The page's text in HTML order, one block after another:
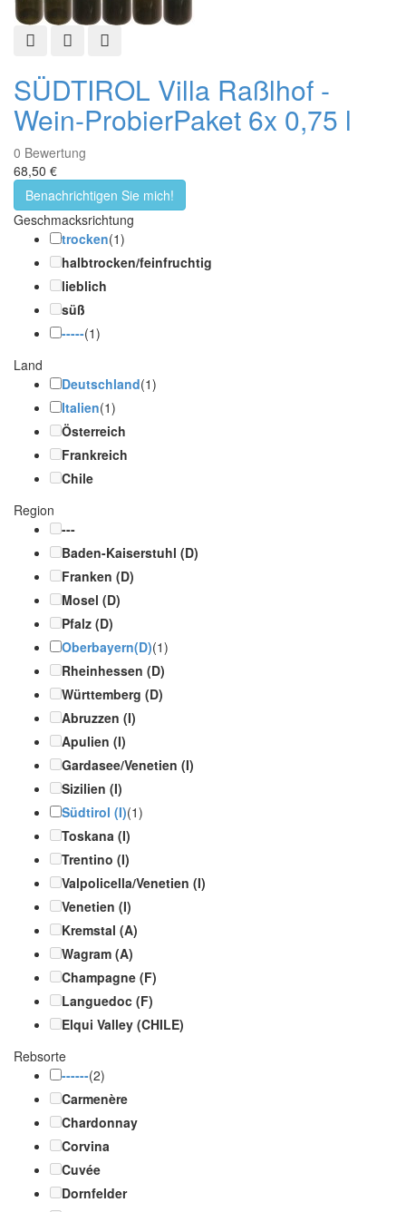
SchnellansichtZur Wunschliste hinzufügen
SÜDTIROL Villa Raßlhof -
Wein-ProbierPaket 6x 0,75 l
0 Bewertung
68,50 €
Benachrichtigen Sie mich!
Geschmacksrichtung
trocken(1)
halbtrocken/feinfruchtig
lieblich
süß
-----(1)
Land
Deutschland(1)
Italien(1)
Österreich
Frankreich
Chile
Region
---
Baden-Kaiserstuhl (D)
Franken (D)
Mosel (D)
Pfalz (D)
Oberbayern(D)(1)
Rheinhessen (D)
Württemberg (D)
Abruzzen (I)
Apulien (I)
Gardasee/Venetien (I)
Sizilien (I)
Südtirol (I)(1)
Toskana (I)
Trentino (I)
Valpolicella/Venetien (I)
Venetien (I)
Kremstal (A)
Wagram (A)
Champagne (F)
Languedoc (F)
Elqui Valley (CHILE)
Rebsorte
------(2)
Carmenère
Chardonnay
Corvina
Cuvée
Dornfelder